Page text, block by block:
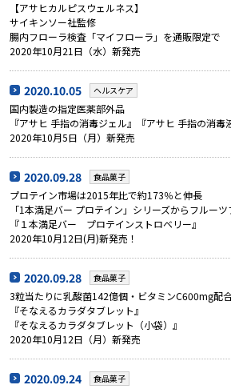
【アサヒカルピスウェルネス】
サイキンソー社監修
腸内フローラ検査「マイフローラ」を通販限定で
2020年10月21日（水）新発売
2020.10.05 ヘルスケア
国内製造の指定医薬部外品
『アサヒ 手指の消毒ジェル』『アサヒ 手指の消毒
2020年10月5日（月）新発売
2020.09.28 食品菓子
プロテイン市場は2015年比で約173％と伸長
「1本満足バー プロテイン」シリーズからフルー
『１本満足バー プロテインストロベリー』
2020年10月12日(月)新発売！
2020.09.28 食品菓子
3粒当たりに乳酸菌142億個・ビタミンC600mg配
『そなえるカラダタブレット』
『そなえるカラダタブレット（小袋）』
2020年10月12日（月）新発売
2020.09.24 食品菓子